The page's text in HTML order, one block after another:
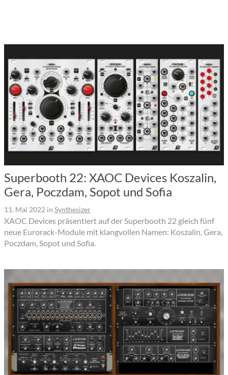
Superbooth 22: XAOC Devices Koszalin,
Gera, Poczdam, Sopot und Sofia
11. Mai 2022 in Synthesizer
XAOC Devices präsentiert auf der Superbooth 22 gleich fünf
neue Eurorack-Module mit klangvollen Namen: Koszalin, Gera,
Poczdam, Sopot und Sofia.